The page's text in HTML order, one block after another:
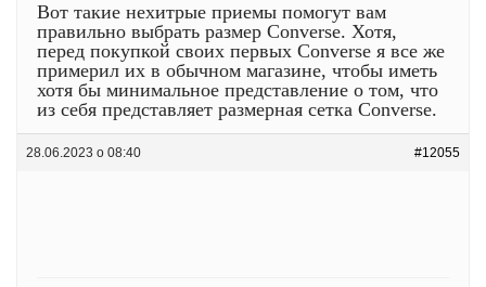
Вот такие нехитрые приемы помогут вам
правильно выбрать размер Converse. Хотя,
перед покупкой своих первых Converse я все же
примерил их в обычном магазине, чтобы иметь
хотя бы минимальное представление о том, что
из себя представляет размерная сетка Converse.
28.06.2023 о 08:40 #12055